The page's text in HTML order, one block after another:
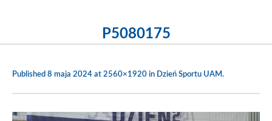
P5080175
Published 8 maja 2024 at 2560×1920 in Dzień Sportu UAM.